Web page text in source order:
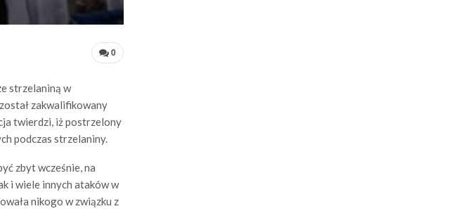
0
strzelaniną w
zakwalifikowany
twierdzi, iż postrzelony
podczas strzelaniny.
zbyt wcześnie, na
i wiele innych ataków w
nikogo w związku z